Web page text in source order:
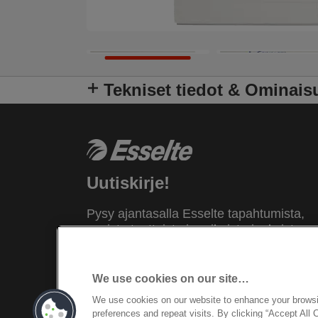
Tekniset tiedot &
Uutiskirje!
Pysy ajantasalla Esselte tapahtumista,
uusista tuotteista ja erikoistarjouksista.
REKISTERÖIDY NYT
We use cookies on our site…
We use cookies on our website to enhance your
preferences and repeat visits. By clicking “Accept All